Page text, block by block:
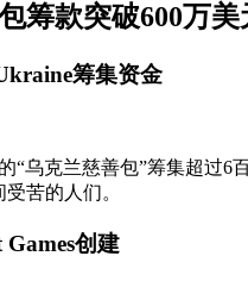
筹款突破600万美
筹集资金
“乌克兰慈善包”筹集超过
苦的人们。
创建